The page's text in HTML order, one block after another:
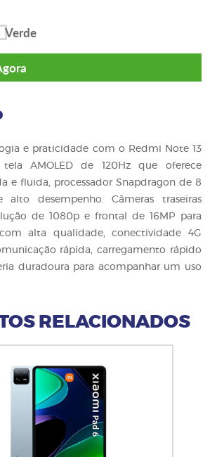
Verde
e praticidade com o Redmi Note 13
AMOLED de 120Hz que oferece
e fluida, processador Snapdragon de 8
alto desempenho. Câmeras traseiras
de 1080p e frontal de 16MP para
alta qualidade, conectividade 4G
rápida, carregamento rápido
duradoura para acompanhar um uso
RELACIONADOS